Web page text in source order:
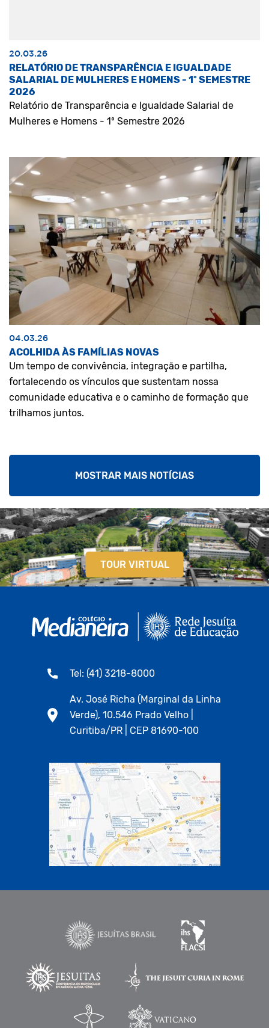
20.03.26
RELATÓRIO DE TRANSPARÊNCIA E IGUALDADE
SALARIAL DE MULHERES E HOMENS - 1º SEMESTRE
2026
Relatório de Transparência e Igualdade Salarial de
Mulheres e Homens - 1º Semestre 2026
04.03.26
ACOLHIDA ÀS FAMÍLIAS NOVAS
Um tempo de convivência, integração e partilha,
fortalecendo os vínculos que sustentam nossa
comunidade educativa e o caminho de formação que
trilhamos juntos.
MOSTRAR MAIS NOTÍCIAS
TOUR VIRTUAL
Tel: (41) 3218-8000
Av. José Richa (Marginal da Linha
Verde), 10.546 Prado Velho |
Curitiba/PR | CEP 81690-100